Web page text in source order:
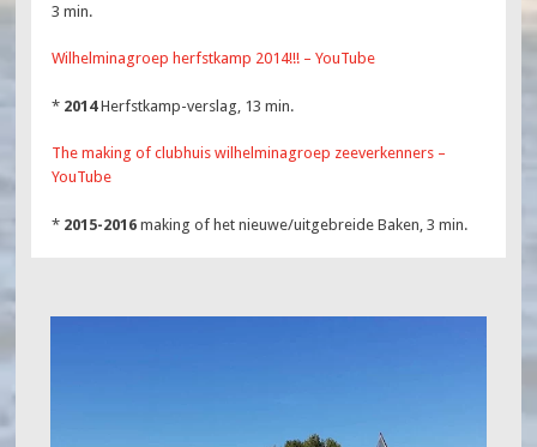
3 min.
Wilhelminagroep herfstkamp 2014!!! – YouTube
* 2014Herfstkamp-verslag, 13 min.
The making of clubhuis wilhelminagroep zeeverkenners –
YouTube
* 2015-2016 making of het nieuwe/uitgebreide Baken, 3 min.